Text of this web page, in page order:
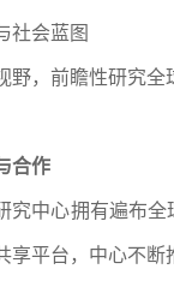
社会蓝图
野，前瞻性研究
合作
究中心拥有遍布
享平台，中心不断